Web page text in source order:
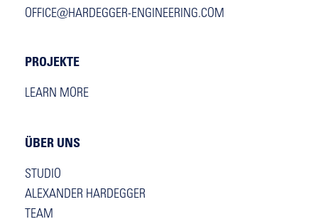
OFFICE@HARDEGGER-ENGINEERING.COM
PROJEKTE
LEARN MORE
ÜBER UNS
STUDIO
ALEXANDER HARDEGGER
TEAM